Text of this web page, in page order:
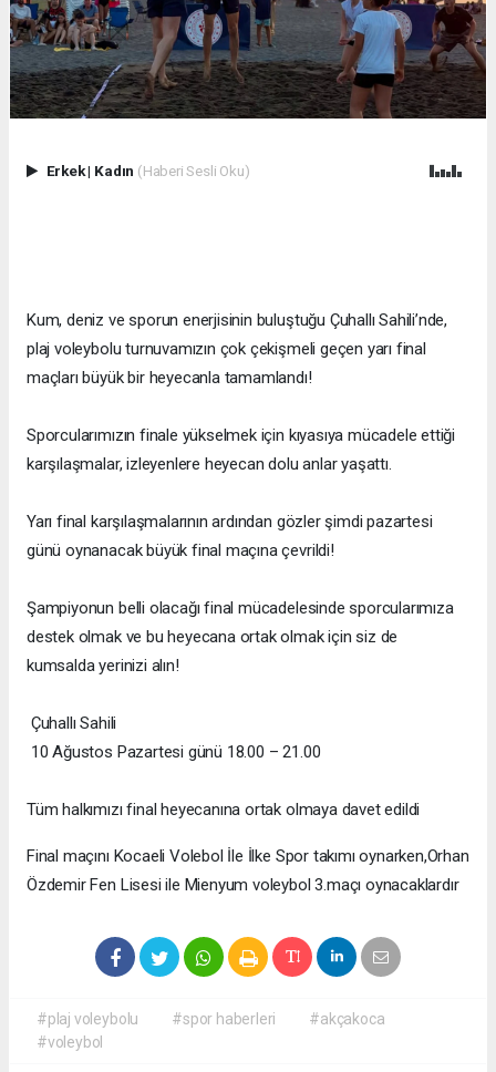
Erkek| Kadın (Haberi Sesli Oku)
Kum, deniz ve sporun enerjisinin buluştuğu Çuhallı Sahili’nde,
plaj voleybolu turnuvamızın çok çekişmeli geçen yarı final
maçları büyük bir heyecanla tamamlandı!
Sporcularımızın finale yükselmek için kıyasıya mücadele ettiği
karşılaşmalar, izleyenlere heyecan dolu anlar yaşattı.
Yarı final karşılaşmalarının ardından gözler şimdi pazartesi
günü oynanacak büyük final maçına çevrildi!
Şampiyonun belli olacağı final mücadelesinde sporcularımıza
destek olmak ve bu heyecana ortak olmak için siz de
kumsalda yerinizi alın!
Çuhallı Sahili
10 Ağustos Pazartesi günü 18.00 – 21.00
Tüm halkımızı final heyecanına ortak olmaya davet edildi
Final maçını Kocaeli Volebol İle İlke Spor takımı oynarken,Orhan
Özdemir Fen Lisesi ile Mienyum voleybol 3.maçı oynacaklardır
#plaj voleybolu #spor haberleri
#akçakoca
#voleybol